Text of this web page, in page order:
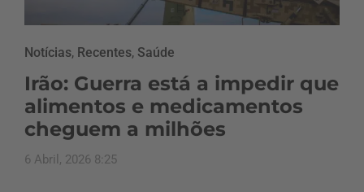
Notícias, Recentes, Saúde
Irão: Guerra está a impedir que
alimentos e medicamentos
cheguem a milhões
6 Abril, 2026 8:25